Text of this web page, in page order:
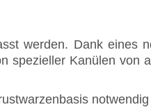
werden. Dank eines
spezieller Kanülen von